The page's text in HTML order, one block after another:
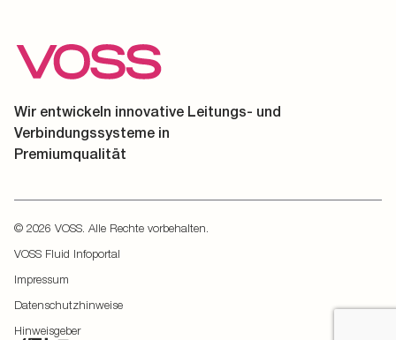
Wir entwickeln innovative Leitungs- und
Verbindungssysteme in
Premiumqualität
© 2026 VOSS. Alle Rechte vorbehalten.
VOSS Fluid Infoportal
Impressum
Datenschutzhinweise
Hinweisgeber